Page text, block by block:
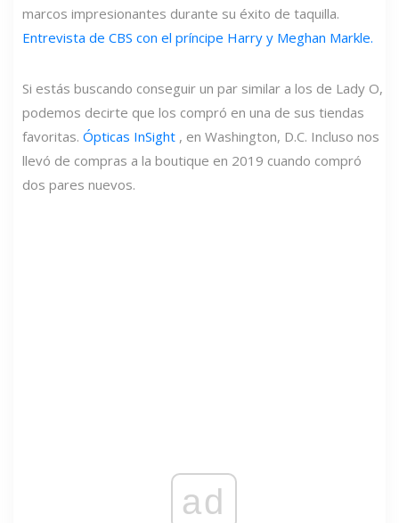
marcos impresionantes durante su éxito de taquilla.
Entrevista de CBS con el príncipe Harry y Meghan Markle.
Si estás buscando conseguir un par similar a los de Lady O,
podemos decirte que los compró en una de sus tiendas
favoritas. Ópticas InSight , en Washington, D.C. Incluso nos
llevó de compras a la boutique en 2019 cuando compró
dos pares nuevos.
ad